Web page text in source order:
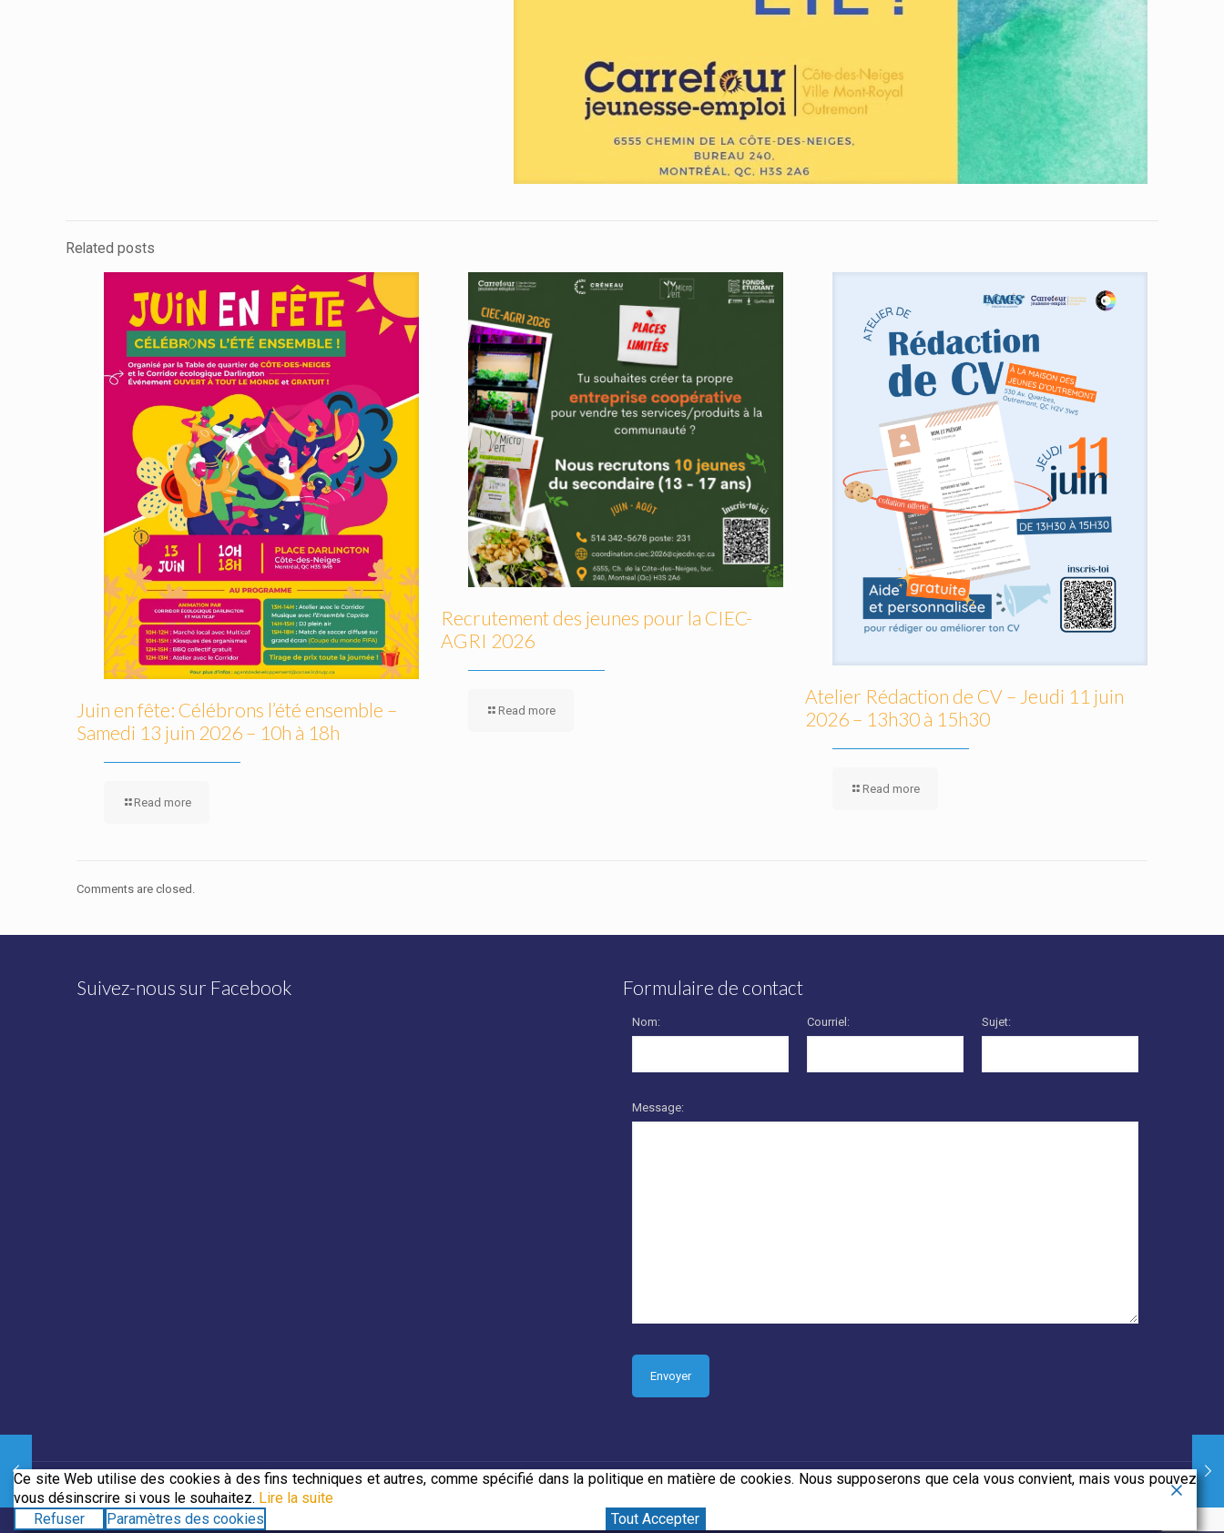
Related posts
Juin en fête: Célébrons l’été ensemble –
Samedi 13 juin 2026 – 10h à 18h
Read more
Recrutement des jeunes pour la CIEC-
AGRI 2026
Read more
Atelier Rédaction de CV – Jeudi 11 juin
2026 – 13h30 à 15h30
Read more
Comments are closed.
Suivez-nous sur Facebook Formulaire de contact
Nom: Courriel: Sujet:
Message:
© 2019 CJECDN. Tous droits réservés. Site web conçu par
Ce site Web utilise des cookies à des fins techniques et autres, comme spécifié dans la politique en matière de cookies. Nous supposerons que cela vous convient, mais vous pouvez
vous désinscrire si vous le souhaitez. Lire la suite
Refuser
Paramètres des cookies Tout Accepter